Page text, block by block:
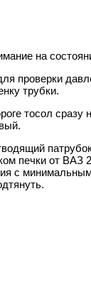
на
проверки
трубки.
тосол
печки от
с